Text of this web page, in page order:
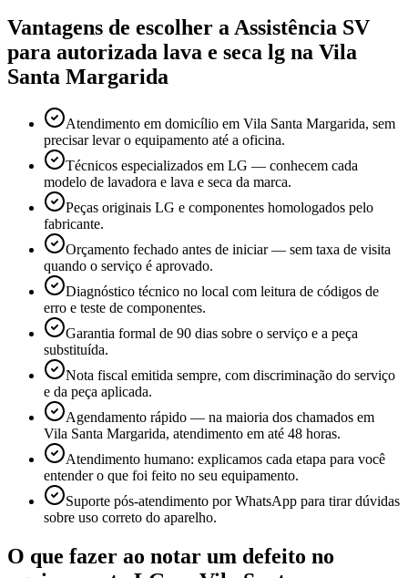
Vantagens de escolher a Assistência SV
para autorizada lava e seca lg na Vila
Santa Margarida
Atendimento em domicílio em Vila Santa Margarida, sem
precisar levar o equipamento até a oficina.
Técnicos especializados em LG — conhecem cada
modelo de lavadora e lava e seca da marca.
Peças originais LG e componentes homologados pelo
fabricante.
Orçamento fechado antes de iniciar — sem taxa de visita
quando o serviço é aprovado.
Diagnóstico técnico no local com leitura de códigos de
erro e teste de componentes.
Garantia formal de 90 dias sobre o serviço e a peça
substituída.
Nota fiscal emitida sempre, com discriminação do serviço
e da peça aplicada.
Agendamento rápido — na maioria dos chamados em
Vila Santa Margarida, atendimento em até 48 horas.
Atendimento humano: explicamos cada etapa para você
entender o que foi feito no seu equipamento.
Suporte pós-atendimento por WhatsApp para tirar dúvidas
sobre uso correto do aparelho.
O que fazer ao notar um defeito no